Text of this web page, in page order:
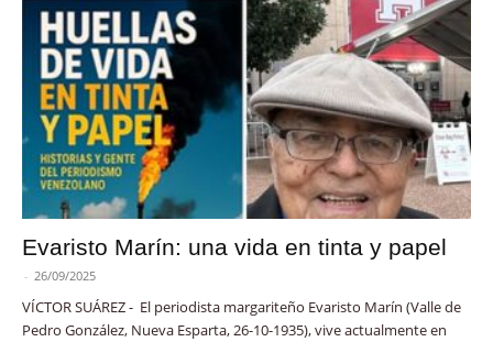
Evaristo Marín: una vida en tinta y papel
- 26/09/2025
VÍCTOR SUÁREZ - El periodista margariteño Evaristo Marín (Valle de
Pedro González, Nueva Esparta, 26-10-1935), vive actualmente en